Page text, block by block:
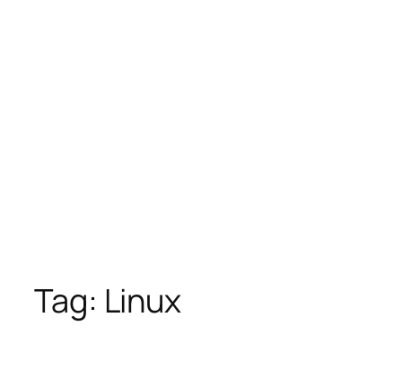
Tag: Linux